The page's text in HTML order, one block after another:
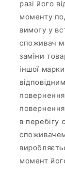
разі його
моменту
вимогу у
споживач
заміни
іншої
в перебігу
момент